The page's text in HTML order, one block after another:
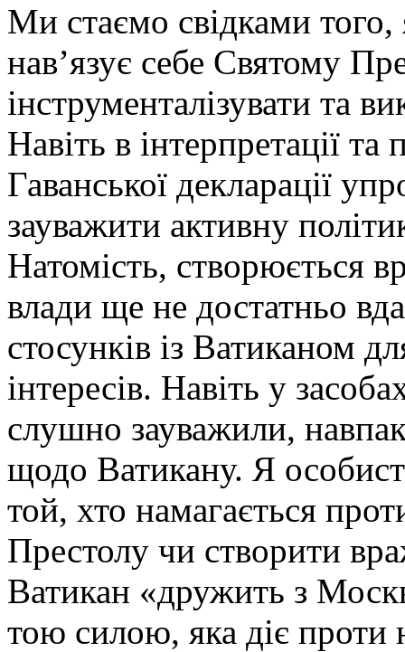
Ми стаємо свідками того,
нав’язує себе Святому
інструменталізувати та
Навіть в інтерпретації
Гаванської декларації
зауважити активну
Натомість, створюється
влади ще не достатньо
стосунків із Ватиканом
інтересів. Навіть у
слушно зауважили,
щодо Ватикану. Я
той, хто намагається
Престолу чи створити
Ватикан «дружить з
тою силою, яка діє проти